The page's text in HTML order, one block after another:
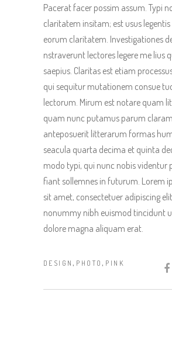
Pacerat facer possim assum. Typi
claritatem insitam; est usus
eorum claritatem. Investigationes
nstraverunt lectores legere me lius
saepius. Claritas est etiam
qui sequitur mutationem consue
lectorum. Mirum est notare quam
quam nunc putamus parum
anteposuerit litterarum formas
seacula quarta decima et quinta
modo typi, qui nunc nobis videntur
fiant sollemnes in futurum. Lorem
sit amet, consectetuer adipiscing
nonummy nibh euismod tincidunt
dolore magna aliquam erat.
DESIGN, PHOTO, PINK